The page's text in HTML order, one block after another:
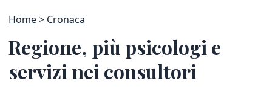
Home Cronaca
Regione, più psicologi e
servizi nei consultori